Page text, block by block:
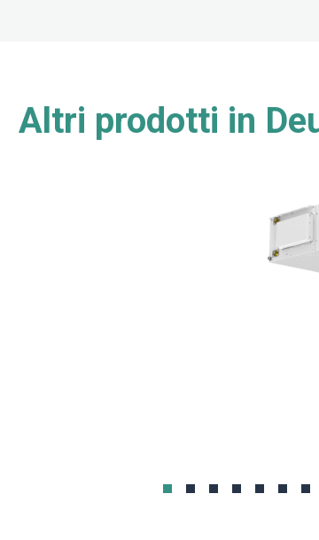
Altri prodotti in